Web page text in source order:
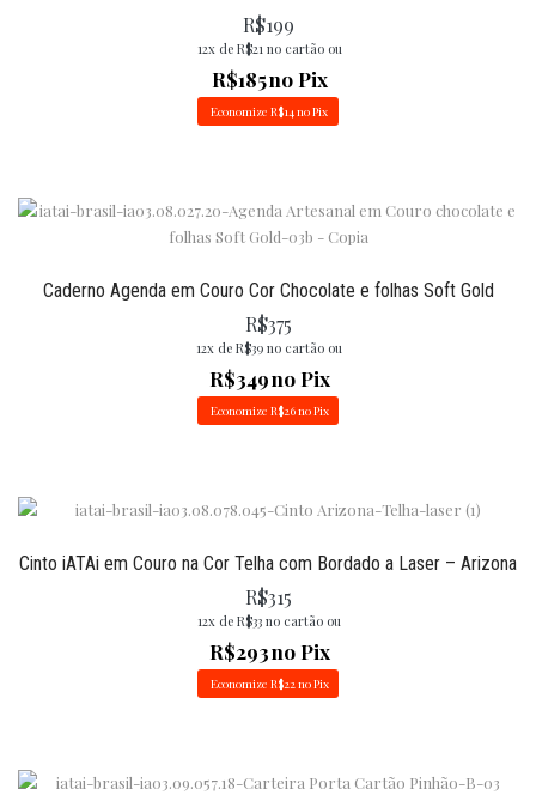
R$199
12x de R$21no cartão ou
R$185no Pix
EconomizeR$14 no Pix
Caderno Agenda em Couro Cor Chocolate e folhas Soft Gold
R$375
12x deR$39 no cartão ou
R$349no Pix
Economize R$26no Pix
Cinto iATAi em Couro na Cor Telha com Bordado a Laser – Arizona
R$315
12x deR$33 no cartão ou
R$293no Pix
Economize R$22 no Pix